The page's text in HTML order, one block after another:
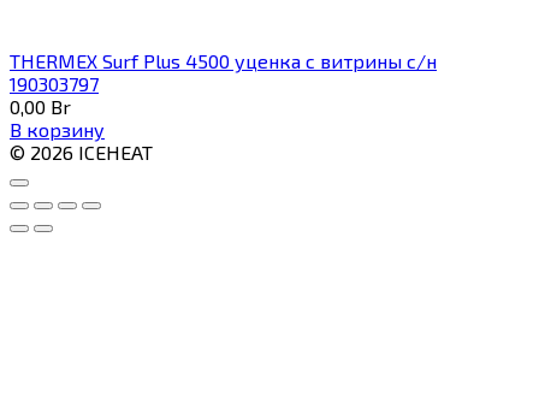
THERMEX Surf Plus 4500 уценка с витрины с/н
190303797
0,00 Br
В корзину
© 2026 ICEHEAT